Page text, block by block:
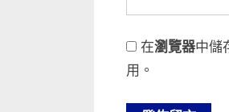
在瀏覽器中儲
用。